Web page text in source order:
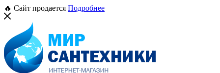
🔥 Сайт продается Подробнее